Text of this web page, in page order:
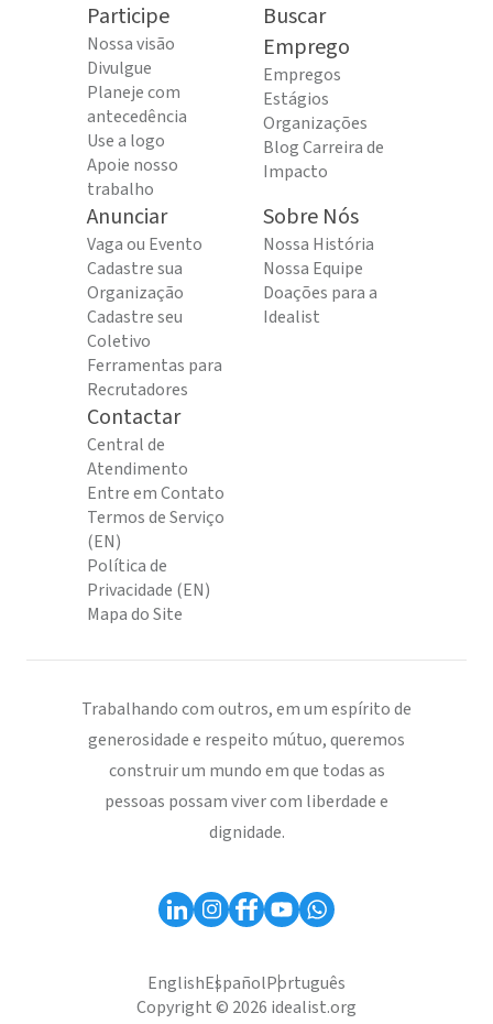
Participe
Nossa visão
Divulgue
Planeje com
antecedência
Use a logo
Apoie nosso
trabalho
Buscar
Emprego
Empregos
Estágios
Organizações
Blog Carreira de
Impacto
Anunciar
Vaga ou Evento
Cadastre sua
Organização
Cadastre seu
Coletivo
Ferramentas para
Recrutadores
Sobre Nós
Nossa História
Nossa Equipe
Doações para a
Idealist
Contactar
Central de
Atendimento
Entre em Contato
Termos de Serviço
(EN)
Política de
Privacidade (EN)
Mapa do Site
Trabalhando com outros, em um espírito de
generosidade e respeito mútuo, queremos
construir um mundo em que todas as
pessoas possam viver com liberdade e
dignidade.
EnglishEspañolPortuguês
Copyright © 2026 idealist.org